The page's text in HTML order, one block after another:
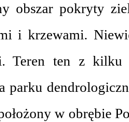
obszar pokryty
i krzewami.
Teren ten z kilku
parku
w obrębie